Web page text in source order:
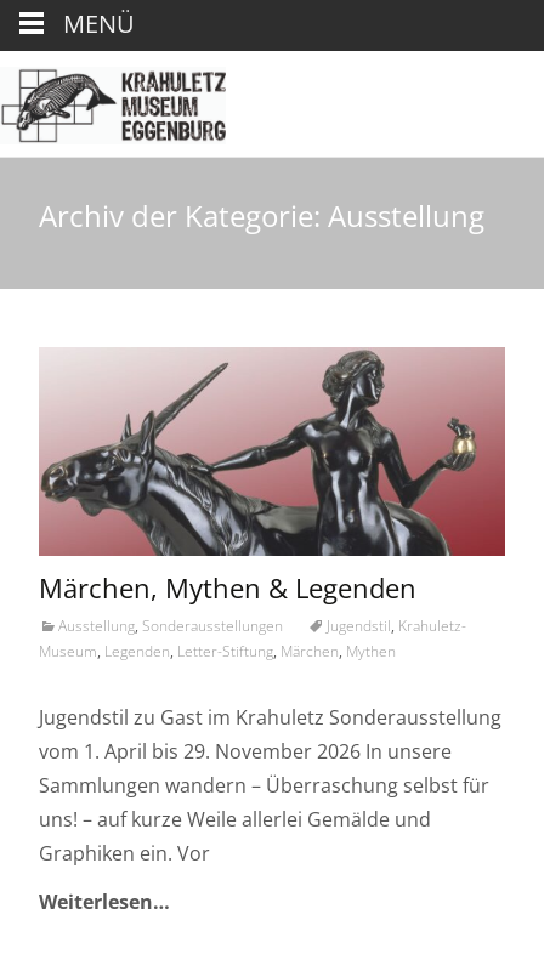
Archiv der Kategorie: Ausstellung
Märchen, Mythen & Legenden
Ausstellung, Sonderausstellungen Jugendstil, Krahuletz-
Museum, Legenden, Letter-Stiftung, Märchen, Mythen
Jugendstil zu Gast im Krahuletz Sonderausstellung
vom 1. April bis 29. November 2026 In unsere
Sammlungen wandern – Überraschung selbst für
uns! – auf kurze Weile allerlei Gemälde und
Graphiken ein. Vor
Weiterlesen…
MENÜ